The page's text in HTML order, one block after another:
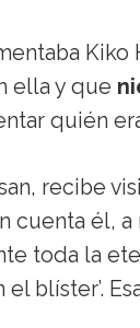
Kiko
ella y que
quién
recibe
cuenta él,
toda la
blíster’.